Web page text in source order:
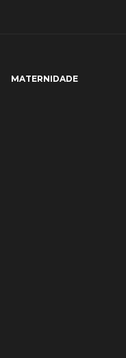
MATERNIDADE